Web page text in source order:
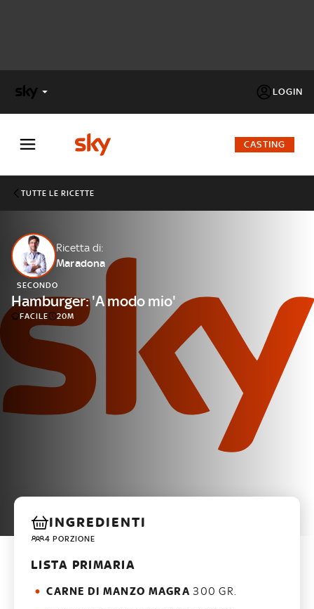
LOGIN
FACTOR
Cos’altro vedere:
PROGRAMMI SKY
Un mondo di offerte:
SKY.IT
NOW
CASTING
TUTTE LE RICETTE
Ricetta di:
Maradona
SECONDO
Hamburger: 'A modo mio'
FACILE 20M
INGREDIENTI
4 PORZIONE
LISTA PRIMARIA
CARNE DI MANZO MAGRA 300 GR.